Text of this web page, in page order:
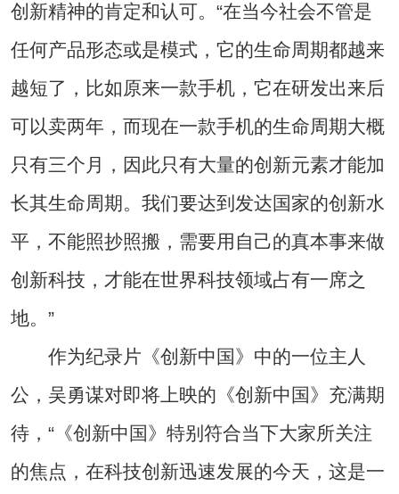
创新精神的肯定和认可。“在当今社会不管是
任何产品形态或是模式，它的生命周期都越来
越短了，比如原来一款手机，它在研发出来后
可以卖两年，而现在一款手机的生命周期大概
只有三个月，因此只有大量的创新元素才能加
长其生命周期。我们要达到发达国家的创新水
平，不能照抄照搬，需要用自己的真本事来做
创新科技，才能在世界科技领域占有一席之
地。”
作为纪录片《创新中国》中的一位主人
公，吴勇谋对即将上映的《创新中国》充满期
待，“《创新中国》特别符合当下大家所关注
的焦点，在科技创新迅速发展的今天，这是一